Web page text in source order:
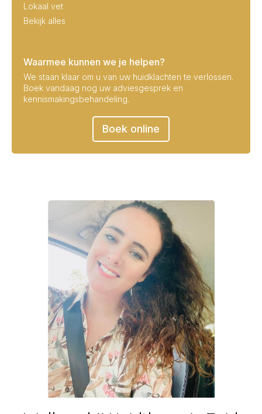
Lokaal vet
Bekijk alles
Waarmee kunnen we je helpen?
We staan klaar om u van uw huidklachten te verlossen.
Boek vandaag nog uw adviesgesprek en
kennismakingsbehandeling.
Boek online